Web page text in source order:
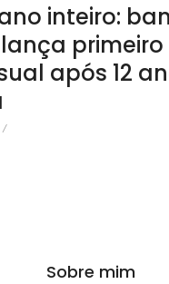
inteiro:
primeiro
após 12
/
Sobre mim